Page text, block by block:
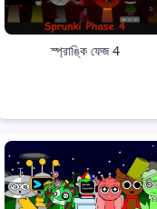
স্প্রাঙ্কি ফেজ 4